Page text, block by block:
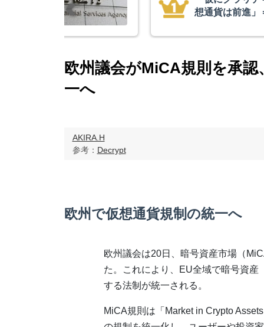
ぼ倍増 1900億
欧州議会がMiCA規則を承
一へ
AKIRA.H
参考： Decrypt
欧州で仮想通貨規制の統一へ
欧州議会は20日、暗号資産市場（
た。これにより、EU全域で暗号資産
する法制が統一される。
MiCA規則は「Market in Crypto